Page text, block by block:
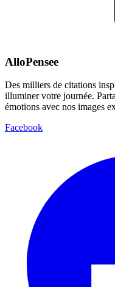
AlloPensee
Des milliers de citations
illuminer votre journée.
émotions avec nos images
Facebook